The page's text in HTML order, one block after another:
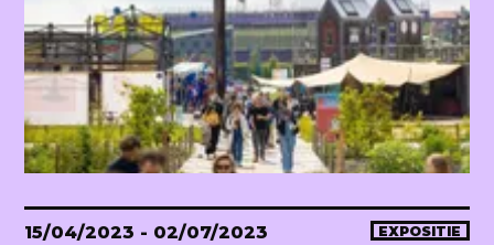
15/04/2023 - 02/07/2023 EXPOSITIE